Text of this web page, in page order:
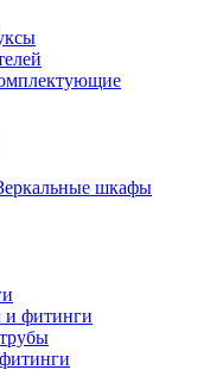
шкафы
и фитинги